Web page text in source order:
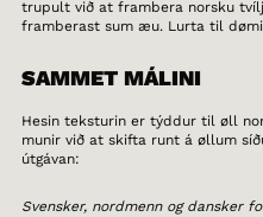
trupult við at frambera norsku
framberast sum æu. Lurta til
SAMMET MÁLINI
Hesin teksturin er týddur til øll
munir við at skifta runt á øllum
útgávan:
Svensker, nordmenn og dansker